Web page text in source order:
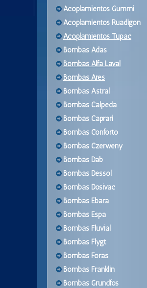
Acoplamientos Gummi
Acoplamientos Ruadigon
Acoplamientos Tupac
Bombas Adas
Bombas Alfa Laval
Bombas Ares
Bombas Astral
Bombas Calpeda
Bombas Caprari
Bombas Conforto
Bombas Czerweny
Bombas Dab
Bombas Dessol
Bombas Dosivac
Bombas Ebara
Bombas Espa
Bombas Fluvial
Bombas Flygt
Bombas Foras
Bombas Franklin
Bombas Grundfos